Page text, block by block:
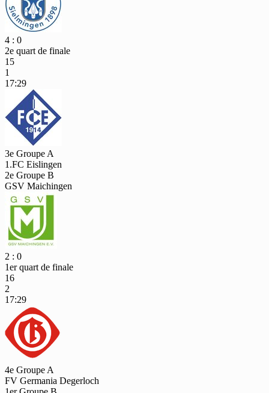
4 : 0
2e quart de finale
15
1
17:29
3e Groupe A
1.FC Eislingen
2e Groupe B
GSV Maichingen
2 : 0
1er quart de finale
16
2
17:29
4e Groupe A
FV Germania Degerloch